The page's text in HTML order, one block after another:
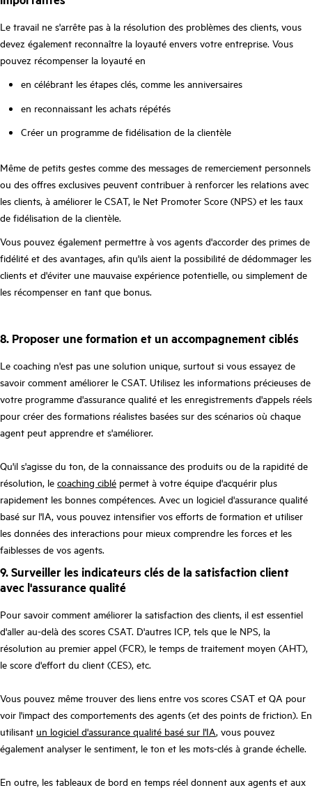
Le travail ne s'arrête pas à la résolution des problèmes des clients, vous
devez également reconnaître la loyauté envers votre entreprise. Vous
pouvez récompenser la loyauté en
en célébrant les étapes clés, comme les anniversaires
en reconnaissant les achats répétés
Créer un programme de fidélisation de la clientèle
Même de petits gestes comme des messages de remerciement personnels
ou des offres exclusives peuvent contribuer à renforcer les relations avec
les clients, à améliorer le CSAT, le Net Promoter Score (NPS) et les taux
de fidélisation de la clientèle.
Vous pouvez également permettre à vos agents d'accorder des primes de
fidélité et des avantages, afin qu'ils aient la possibilité de dédommager les
clients et d'éviter une mauvaise expérience potentielle, ou simplement de
les récompenser en tant que bonus.
8. Proposer une formation et un accompagnement ciblés
Le coaching n'est pas une solution unique, surtout si vous essayez de
savoir comment améliorer le CSAT. Utilisez les informations précieuses de
votre programme d'assurance qualité et les enregistrements d'appels réels
pour créer des formations réalistes basées sur des scénarios où chaque
agent peut apprendre et s'améliorer.
Qu'il s'agisse du ton, de la connaissance des produits ou de la rapidité de
résolution, le coaching ciblé permet à votre équipe d'acquérir plus
rapidement les bonnes compétences. Avec un logiciel d'assurance qualité
basé sur l'IA, vous pouvez intensifier vos efforts de formation et utiliser
les données des interactions pour mieux comprendre les forces et les
faiblesses de vos agents.
9. Surveiller les indicateurs clés de la satisfaction client
avec l'assurance qualité
Pour savoir comment améliorer la satisfaction des clients, il est essentiel
d'aller au-delà des scores CSAT. D'autres ICP, tels que le NPS, la
résolution au premier appel (FCR), le temps de traitement moyen (AHT),
le score d'effort du client (CES), etc.
Vous pouvez même trouver des liens entre vos scores CSAT et QA pour
voir l'impact des comportements des agents (et des points de friction). En
utilisant un logiciel d'assurance qualité basé sur l'IA, vous pouvez
également analyser le sentiment, le ton et les mots-clés à grande échelle.
En outre, les tableaux de bord en temps réel donnent aux agents et aux